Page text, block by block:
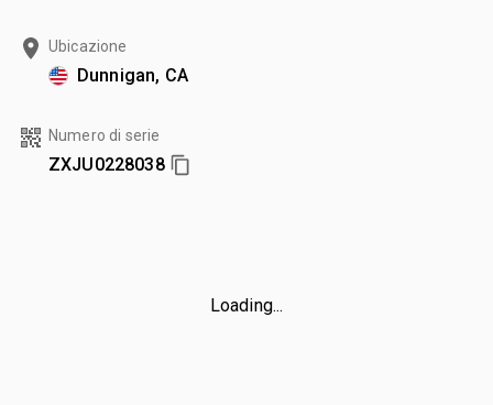
Ubicazione
Dunnigan, CA
Numero di serie
ZXJU0228038
Loading...